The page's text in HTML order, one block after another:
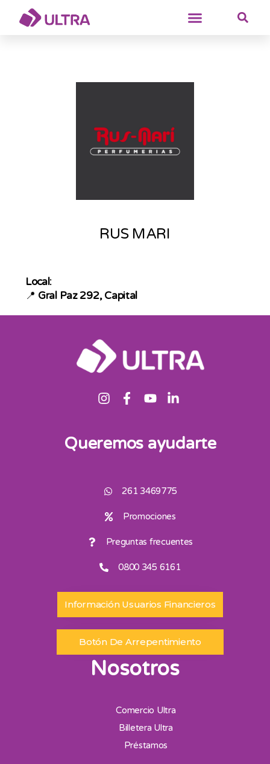
RUS MARI
Local:
📍 Gral Paz 292, Capital
Queremos ayudarte
261 3469775
Promociones
Preguntas frecuentes
0800 345 6161
Información Usuarios Financieros
Botón De Arrepentimiento
Nosotros
Comercio Ultra
Billetera Ultra
Préstamos